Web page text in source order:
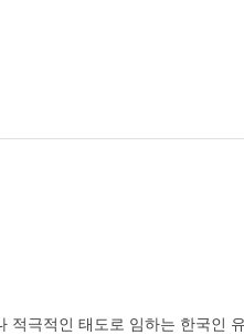
적극적인 태도로 임하는 한국인